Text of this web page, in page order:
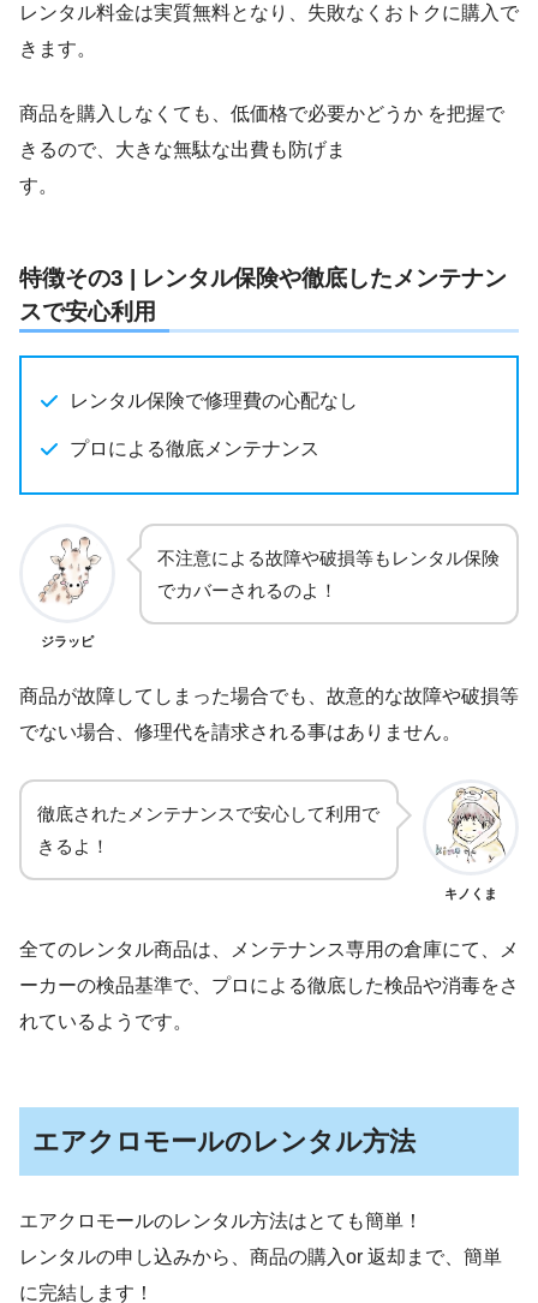
レンタル料金は実質無料となり、失敗なくおトクに購入で
きます。
商品を購入しなくても、低価格で必要かどうか を把握で
きるので、大きな無駄な出費も防げま
す。
特徴その3 | レンタル保険や徹底したメンテナン
スで安心利用
レンタル保険で修理費の心配なし
プロによる徹底メンテナンス
ジラッピ
不注意による故障や破損等もレンタル保険
でカバーされるのよ！
商品が故障してしまった場合でも、故意的な故障や破損等
でない場合、修理代を請求される事はありません。
徹底されたメンテナンスで安心して利用で
きるよ！
キノくま
全てのレンタル商品は、メンテナンス専用の倉庫にて、メ
ーカーの検品基準で、プロによる徹底した検品や消毒をさ
れているようです。
エアクロモールのレンタル方法
エアクロモールのレンタル方法はとても簡単！
レンタルの申し込みから、商品の購入or 返却まで、簡単
に完結します！